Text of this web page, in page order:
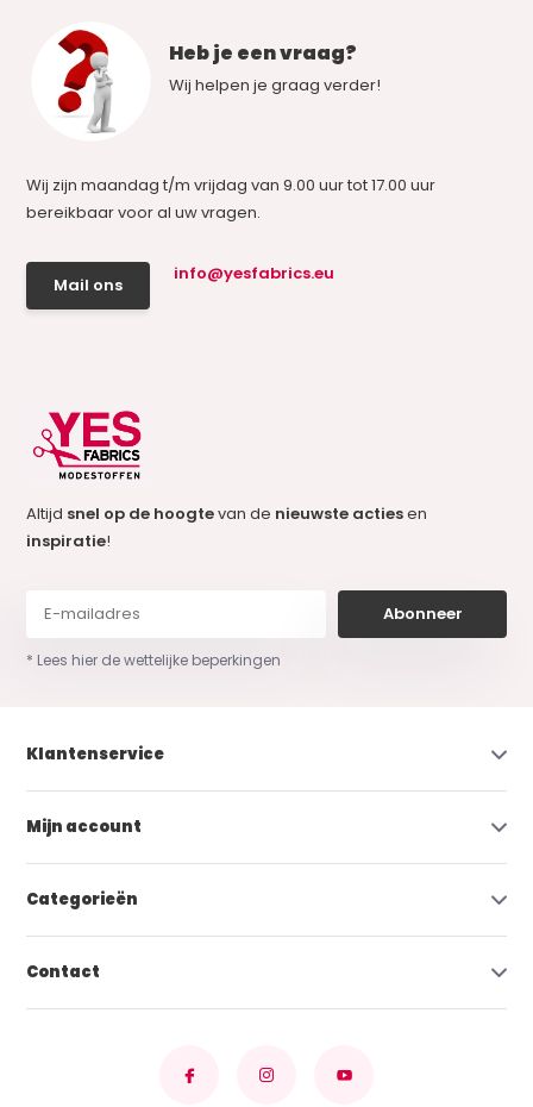
Heb je een vraag?
Wij helpen je graag verder!
Wij zijn maandag t/m vrijdag van 9.00 uur tot 17.00 uur
bereikbaar voor al uw vragen.
Mail ons
info@yesfabrics.eu
Altijd snel op de hoogtevan de nieuwste actiesen
inspiratie!
Abonneer
* Lees hier de wettelijke beperkingen
Klantenservice
Mijn account
Categorieën
Contact